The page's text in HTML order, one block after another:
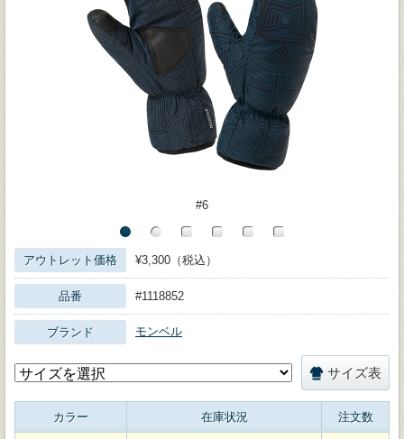
#6
アウトレット価格 ¥3,300（税込）
品番 #1118852
ブランド モンベル
サイズ表
カラー 在庫状況 注文数